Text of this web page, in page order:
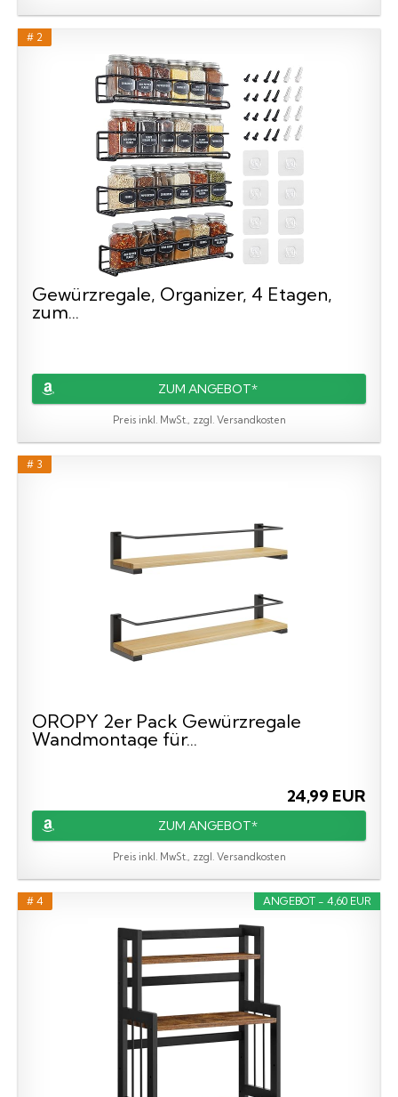
# 2
Gewürzregale, Organizer, 4 Etagen,
zum...
ZUM ANGEBOT*
Preis inkl. MwSt., zzgl. Versandkosten
# 3
OROPY 2er Pack Gewürzregale
Wandmontage für...
24,99 EUR
ZUM ANGEBOT*
Preis inkl. MwSt., zzgl. Versandkosten
ANGEBOT - 4,60 EUR
# 4